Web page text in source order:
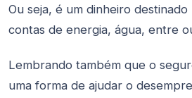
Ou seja, é um dinheiro
contas de energia, água, entre
Lembrando também que o
uma forma de ajudar o